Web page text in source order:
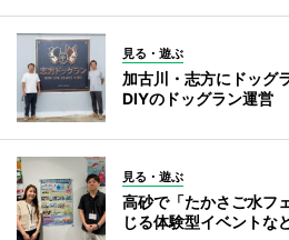
見る・遊ぶ
加古川・志方にドッ
DIYのドッグラン運営
見る・遊ぶ
高砂で「たかさご水
じる体験型イベントな